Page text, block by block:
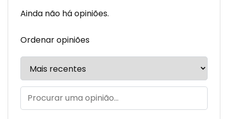
Ainda não há opiniões.
Ordenar opiniões